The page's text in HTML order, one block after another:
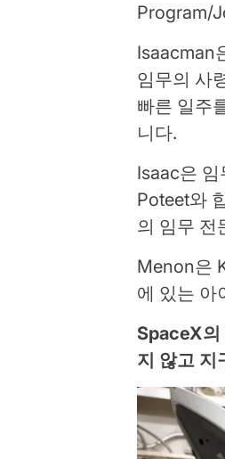
Program/
Isaacman
임무의 사
빠른 일주
니다.
Isaac은
Poteet와
의 임무 전
Menon은
에 있는 아
SpaceX의
지 않고 지